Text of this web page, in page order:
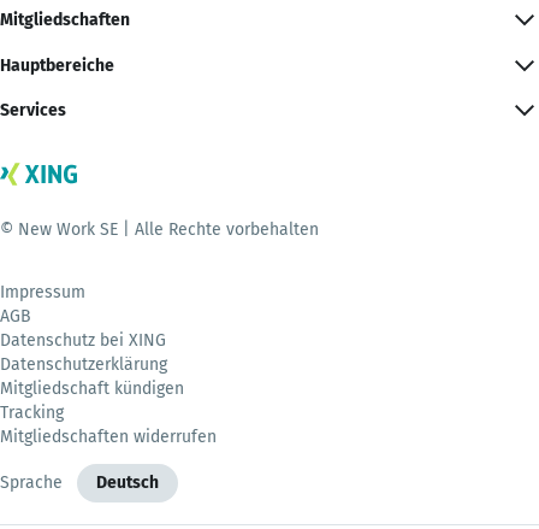
Mitgliedschaften
Hauptbereiche
Services
© New Work SE | Alle Rechte vorbehalten
Impressum
AGB
Datenschutz bei XING
Datenschutzerklärung
Mitgliedschaft kündigen
Tracking
Mitgliedschaften widerrufen
Sprache Deutsch